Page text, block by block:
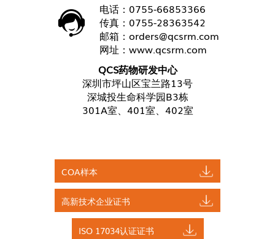
电话：0755-66853366
传真：0755-28363542
邮箱： orders@qcsrm.com
网址： www.qcsrm.com
QCS药物研发中心
深圳市坪山区宝兰路13号
深城投生命科学园B3栋
301A室、401室、402室
COA样本
高新技术企业证书
ISO 17034认证证书